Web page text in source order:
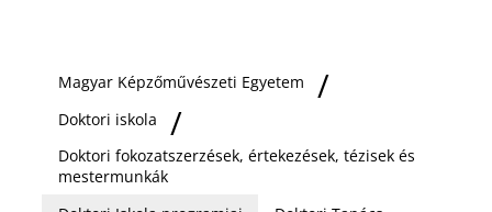
Magyar Képzőművészeti Egyetem
Doktori iskola
Doktori fokozatszerzések, értekezések, tézisek és
mestermunkák